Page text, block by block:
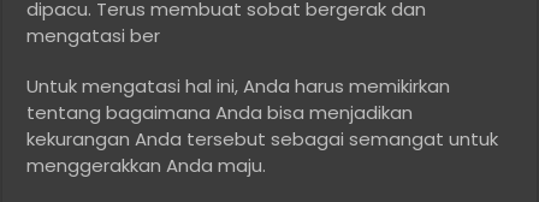
dipacu. Terus membuat sobat bergerak dan
mengatasi ber
Untuk mengatasi hal ini, Anda harus memikirkan
tentang bagaimana Anda bisa menjadikan
kekurangan Anda tersebut sebagai semangat untuk
menggerakkan Anda maju.